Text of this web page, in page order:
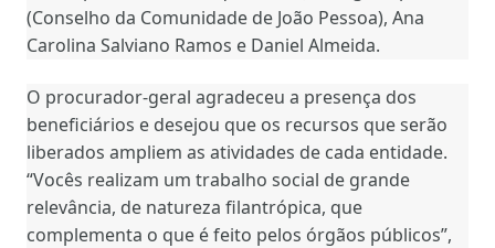
(Conselho da Comunidade de João Pessoa), Ana
Carolina Salviano Ramos e Daniel Almeida.
O procurador-geral agradeceu a presença dos
beneficiários e desejou que os recursos que serão
liberados ampliem as atividades de cada entidade.
“Vocês realizam um trabalho social de grande
relevância, de natureza filantrópica, que
complementa o que é feito pelos órgãos públicos”,